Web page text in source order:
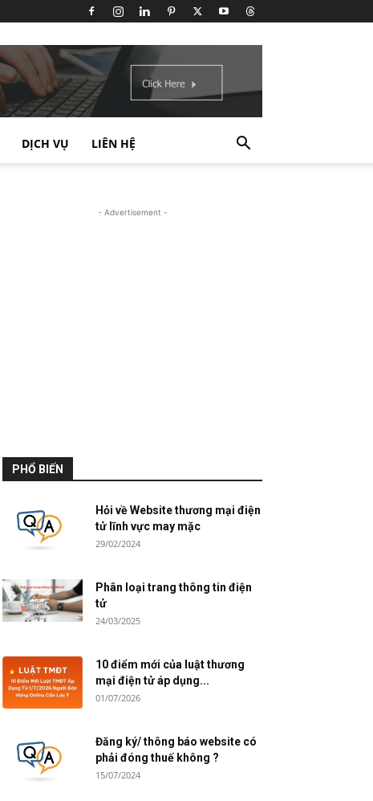
DỊCH VỤ LIÊN HỆ
- Advertisement -
PHỔ BIẾN
Hỏi về Website thương mại điện
tử lĩnh vực may mặc
29/02/2024
Phân loại trang thông tin điện
tử
24/03/2025
10 điểm mới của luật thương
mại điện tử áp dụng...
01/07/2026
Đăng ký/ thông báo website có
phải đóng thuế không ?
15/07/2024